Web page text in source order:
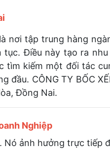
nơi tập trung hàng
Điều này tạo ra
tìm kiếm một đối tác
đầu. CÔNG TY BỐC
Đồng Nai.
Nghiệp
ảnh hưởng trực tiếp